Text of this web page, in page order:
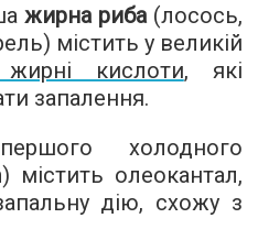
жирна риба (лосось,
містить у великій
кислоти, які
запалення.
холодного
містить олеокантал,
дію, схожу з